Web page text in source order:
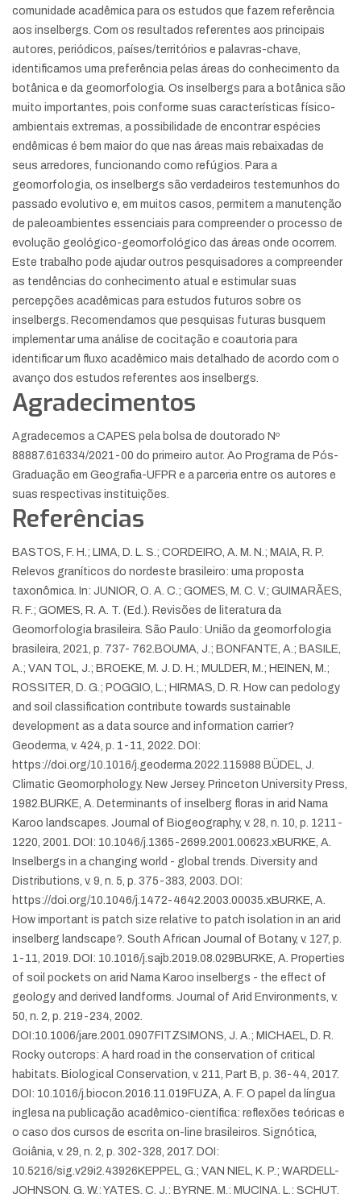
comunidade acadêmica para os estudos que fazem referência
aos inselbergs. Com os resultados referentes aos principais
autores, periódicos, países/territórios e palavras-chave,
identificamos uma preferência pelas áreas do conhecimento da
botânica e da geomorfologia. Os inselbergs para a botânica são
muito importantes, pois conforme suas características físico-
ambientais extremas, a possibilidade de encontrar espécies
endêmicas é bem maior do que nas áreas mais rebaixadas de
seus arredores, funcionando como refúgios. Para a
geomorfologia, os inselbergs são verdadeiros testemunhos do
passado evolutivo e, em muitos casos, permitem a manutenção
de paleoambientes essenciais para compreender o processo de
evolução geológico-geomorfológico das áreas onde ocorrem.
Este trabalho pode ajudar outros pesquisadores a compreender
as tendências do conhecimento atual e estimular suas
percepções acadêmicas para estudos futuros sobre os
inselbergs. Recomendamos que pesquisas futuras busquem
implementar uma análise de cocitação e coautoria para
identificar um fluxo acadêmico mais detalhado de acordo com o
avanço dos estudos referentes aos inselbergs.
Agradecimentos
Agradecemos a CAPES pela bolsa de doutorado Nº
88887.616334/2021-00 do primeiro autor. Ao Programa de Pós-
Graduação em Geografia-UFPR e a parceria entre os autores e
suas respectivas instituições.
Referências
BASTOS, F. H.; LIMA, D. L. S.; CORDEIRO, A. M. N.; MAIA, R. P.
Relevos graníticos do nordeste brasileiro: uma proposta
taxonômica. In: JUNIOR, O. A. C.; GOMES, M. C. V.; GUIMARÃES,
R. F.; GOMES, R. A. T. (Ed.). Revisões de literatura da
Geomorfologia brasileira. São Paulo: União da geomorfologia
brasileira, 2021, p. 737- 762. BOUMA, J.; BONFANTE, A.; BASILE,
A.; VAN TOL, J.; BROEKE, M. J. D. H.; MULDER, M.; HEINEN, M.;
ROSSITER, D. G.; POGGIO, L.; HIRMAS, D. R. How can pedology
and soil classification contribute towards sustainable
development as a data source and information carrier?
Geoderma, v. 424, p. 1-11, 2022. DOI:
https://doi.org/10.1016/j.geoderma.2022.115988 BÜDEL, J.
Climatic Geomorphology. New Jersey. Princeton University Press,
1982. BURKE, A. Determinants of inselberg floras in arid Nama
Karoo landscapes. Journal of Biogeography, v. 28, n. 10, p. 1211-
1220, 2001. DOI: 10.1046/j.1365-2699.2001.00623.xBURKE, A.
Inselbergs in a changing world - global trends. Diversity and
Distributions, v. 9, n. 5, p. 375-383, 2003. DOI:
https://doi.org/10.1046/j.1472-4642.2003.00035.xBURKE, A.
How important is patch size relative to patch isolation in an arid
inselberg landscape?. South African Journal of Botany, v. 127, p.
1-11, 2019. DOI: 10.1016/j.sajb.2019.08.029 BURKE, A. Properties
of soil pockets on arid Nama Karoo inselbergs - the effect of
geology and derived landforms. Journal of Arid Environments, v.
50, n. 2, p. 219-234, 2002.
DOI:10.1006/jare.2001.0907 FITZSIMONS, J. A.; MICHAEL, D. R.
Rocky outcrops: A hard road in the conservation of critical
habitats. Biological Conservation, v. 211, Part B, p. 36-44, 2017.
DOI: 10.1016/j.biocon.2016.11.019 FUZA, A. F. O papel da língua
inglesa na publicação acadêmico-científica: reflexões teóricas e
o caso dos cursos de escrita on-line brasileiros. Signótica,
Goiânia, v. 29, n. 2, p. 302-328, 2017. DOI:
10.5216/sig.v29i2.43926 KEPPEL, G.; VAN NIEL, K. P.; WARDELL-
JOHNSON, G. W.; YATES, C. J.; BYRNE, M.; MUCINA, L.; SCHUT,